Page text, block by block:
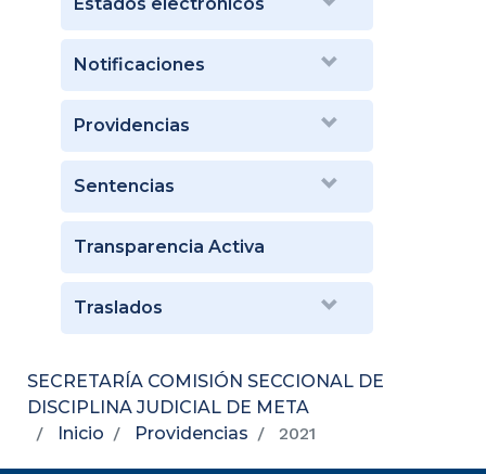
Notificaciones
Providencias
Sentencias
Transparencia Activa
Traslados
SECRETARÍA COMISIÓN SECCIONAL DE
DISCIPLINA JUDICIAL DE META
Inicio
Providencias 2021